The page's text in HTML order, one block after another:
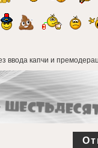
ввода капчи и